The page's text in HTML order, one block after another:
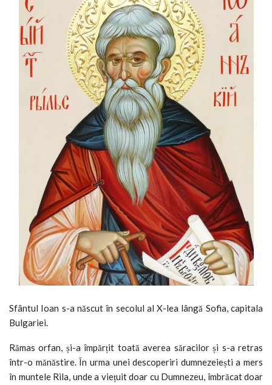
Sfântul Ioan s-a născut în secolul al X-lea lângă Sofia, capitala
Bulgariei.
Rămas orfan, și-a împărțit toată averea săracilor și s-a retras
într-o mănăstire. În urma unei descoperiri dumnezeiești a mers
în muntele Rila, unde a viețuit doar cu Dumnezeu, îmbrăcat doar